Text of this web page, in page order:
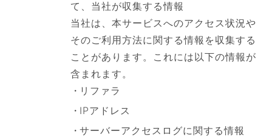
て、当社が収集する情報
当社は、本サービスへのアクセス状況や
そのご利用方法に関する情報を収集する
ことがあります。これには以下の情報が
含まれます。
リファラ
IPアドレス
サーバーアクセスログに関する情報